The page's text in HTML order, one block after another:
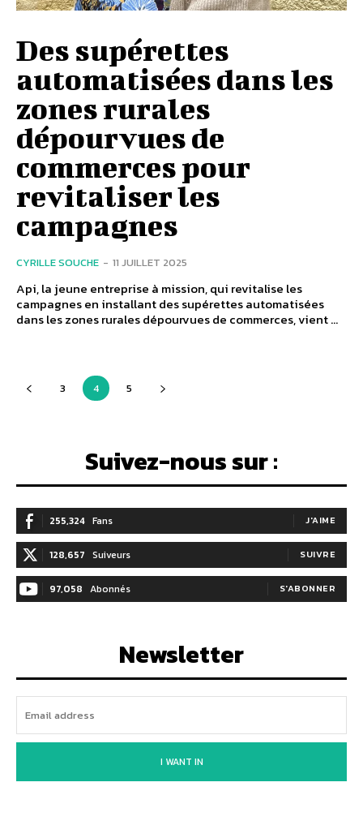
Des supérettes
automatisées dans les
zones rurales
dépourvues de
commerces pour
revitaliser les
campagnes
CYRILLE SOUCHE - 11 JUILLET 2025
Api, la jeune entreprise à mission, qui revitalise les
campagnes en installant des supérettes automatisées
dans les zones rurales dépourvues de commerces, vient ...
3 4 5
Suivez-nous sur :
255,324 Fans J'AIME
128,657 Suiveurs SUIVRE
97,058 Abonnés S'ABONNER
Newsletter
I WANT IN